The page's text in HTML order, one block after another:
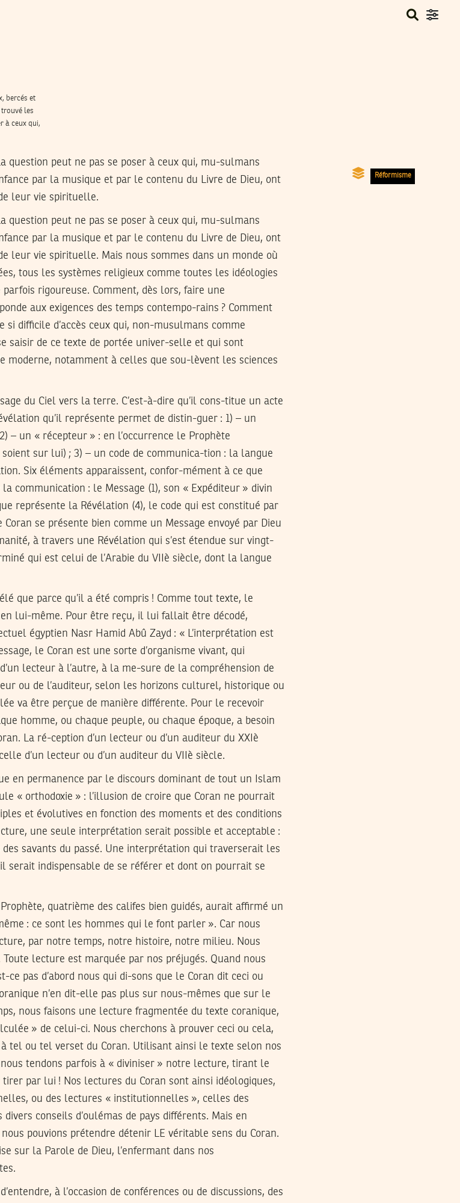
bercés et
les
à ceux qui,
Réformisme
question peut ne pas se poser à ceux qui, mu-sulmans
par la musique et par le contenu du Livre de Dieu, ont
leur vie spirituelle.
question peut ne pas se poser à ceux qui, mu-sulmans
par la musique et par le contenu du Livre de Dieu, ont
leur vie spirituelle. Mais nous sommes dans un monde où
tous les systèmes religieux comme toutes les idéologies
parfois rigoureuse. Comment, dès lors, faire une
aux exigences des temps contempo-rains ? Comment
si difficile d’accès ceux qui, non-musulmans comme
saisir de ce texte de portée univer-selle et qui sont
moderne, notamment à celles que sou-lèvent les sciences
du Ciel vers la terre. C’est-à-dire qu’il cons-titue un acte
qu’il représente permet de distin-guer : 1) – un
– un « récepteur » : en l’occurrence le Prophète
sur lui) ; 3) – un code de communica-tion : la langue
Six éléments apparaissent, confor-mément à ce que
communication : le Message (1), son « Expéditeur » divin
représente la Révélation (4), le code qui est constitué par
se présente bien comme un Message envoyé par Dieu
à travers une Révélation qui s’est étendue sur vingt-
qui est celui de l’Arabie du VIIè siècle, dont la langue
que parce qu’il a été compris ! Comme tout texte, le
en lui-même. Pour être reçu, il lui fallait être décodé,
égyptien Nasr Hamid Abû Zayd : « L’interprétation est
le Coran est une sorte d’organisme vivant, qui
lecteur à l’autre, à la me-sure de la compréhension de
ou de l’auditeur, selon les horizons culturel, historique ou
va être perçue de manière différente. Pour le recevoir
homme, ou chaque peuple, ou chaque époque, a besoin
La ré-ception d’un lecteur ou d’un auditeur du XXIè
d’un lecteur ou d’un auditeur du VIIè siècle.
en permanence par le discours dominant de tout un Islam
« orthodoxie » : l’illusion de croire que Coran ne pourrait
et évolutives en fonction des moments et des conditions
une seule interprétation serait possible et acceptable :
savants du passé. Une interprétation qui traverserait les
serait indispensable de se référer et dont on pourrait se
quatrième des califes bien guidés, aurait affirmé un
: ce sont les hommes qui le font parler ». Car nous
par notre temps, notre histoire, notre milieu. Nous
lecture est marquée par nos préjugés. Quand nous
ce pas d’abord nous qui di-sons que le Coran dit ceci ou
n’en dit-elle pas plus sur nous-mêmes que sur le
nous faisons une lecture fragmentée du texte coranique,
» de celui-ci. Nous cherchons à prouver ceci ou cela,
tel ou tel verset du Coran. Utilisant ainsi le texte selon nos
tendons parfois à « diviniser » notre lecture, tirant le
par lui ! Nos lectures du Coran sont ainsi idéologiques,
ou des lectures « institutionnelles », celles des
conseils d’oulémas de pays différents. Mais en
pouvions prétendre détenir LE véritable sens du Coran.
sur la Parole de Dieu, l’enfermant dans nos
à l’occasion de conférences ou de discussions, des